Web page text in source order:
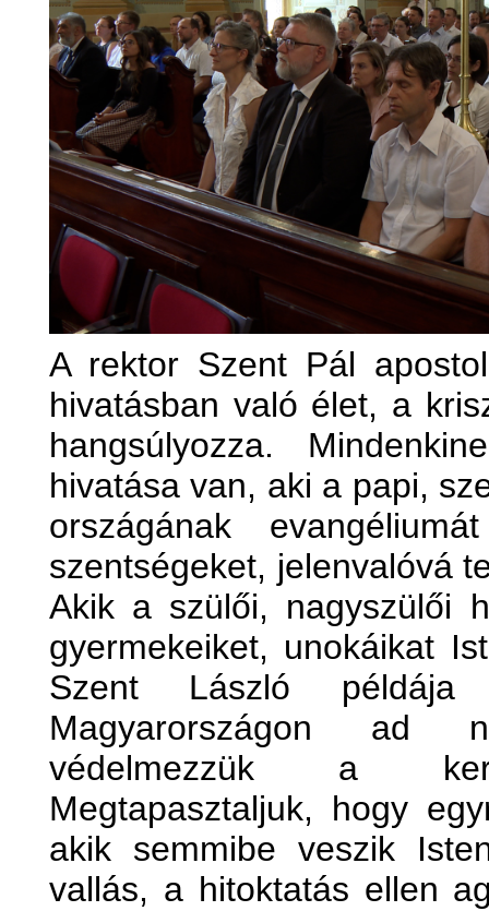
A rektor Szent Pál
hivatásban való élet, a
hangsúlyozza.
hivatása van, aki a papi,
országának
szentségeket, jelenvalóvá
Akik a szülői, nagyszülői
gyermekeiket, unokáikat
Szent László
Magyarországon ad
védelmezzük a
Megtapasztaljuk, hogy
akik semmibe veszik
vallás, a hitoktatás ellen